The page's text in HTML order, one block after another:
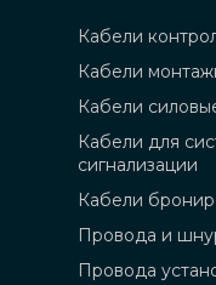
Кабели
Кабели
Кабели
Кабели для
сигнализации
Кабели
Провода и
Провода